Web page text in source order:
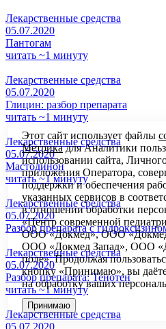
Лекарственные средства
05.07.2020
Пантогам
читать ~1 минуту
Лекарственные средства
05.07.2020
Глицин: разбор препарата
читать ~1 минуту
Лекарственные средства
05.07.2020
Мастодинон
читать ~1 минуту
Лекарственные средства
05.07.2020
Разбор препарата с
Лекарственные средства
05.07.2020
Разбор препарата: Тенотен
читать ~1 минуту
Лекарственные средства
05.07.2020
Этот сайт использует файлы
Метрикадля Аналитики
использовании сайта,
приложения Оператора,
поддержки и обеспечения
указанных сервисов в
в отношении обработки
«Центр современной
ООО «Докмед», ООО
ООО «Докмед Запад», ООО
поле». Продолжая
кнопку «Принимаю», вы даёте
на обработку ваших
Принимаю